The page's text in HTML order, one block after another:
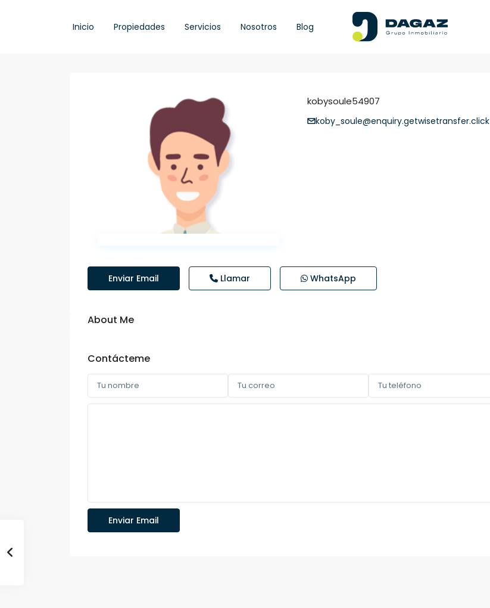
Inicio Propiedades Servicios Nosotros Blog
kobysoule54907
koby_soule@enquiry.getwisetransfer.click
Enviar Email Llamar WhatsApp
About Me
Contácteme